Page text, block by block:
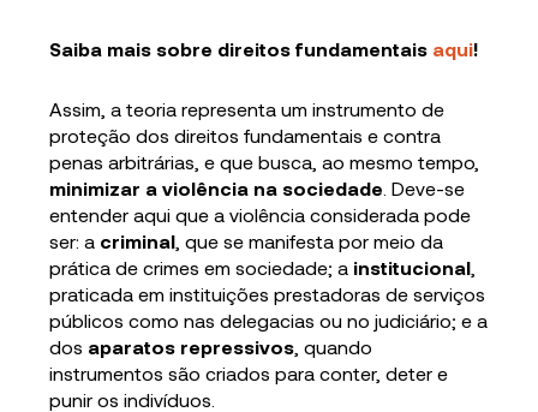
Saiba mais sobre direitos fundamentais aqui!
Assim, a teoria representa um instrumento de
proteção dos direitos fundamentais e contra
penas arbitrárias, e que busca, ao mesmo tempo,
minimizar a violência na sociedade . Deve-se
entender aqui que a violência considerada pode
ser: a criminal , que se manifesta por meio da
prática de crimes em sociedade; a institucional
praticada em instituições prestadoras de serviços
públicos como nas delegacias ou no judiciário; e a
dos aparatos repressivos , quando
instrumentos são criados para conter, deter e
punir os indivíduos.